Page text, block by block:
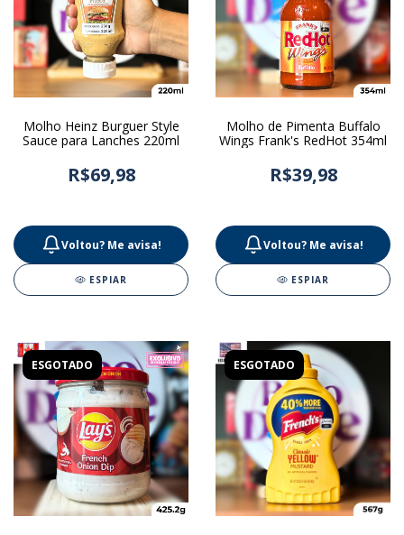
Molho Heinz Burguer Style
Sauce para Lanches 220ml
R$69,98
Voltou? Me avisa!
ESPIAR
Molho de Pimenta Buffalo
Wings Frank's RedHot 354ml
R$39,98
Voltou? Me avisa!
ESPIAR
ESGOTADO ESGOTADO